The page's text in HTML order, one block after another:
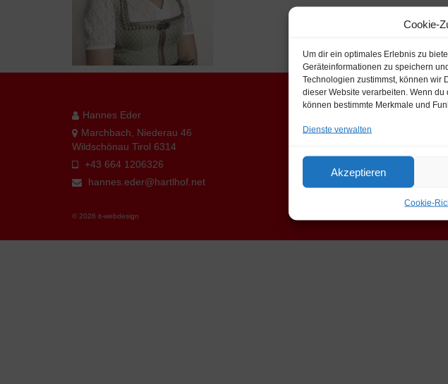
Cookie-
Um dir ein optimales Erlebnis zu
Geräteinformationen zu speichern
Technologien zustimmst, können wir
dieser Website verarbeiten. Wenn
können bestimmte Merkmale und
Dienste verwalten
Akzeptieren
Cookie-
Hannes Eder
Marchbach, Niederau 46
Wildschönau Tirol 6314
+43 664 1206326
hannes.eder@hartlhof.net
© 2026 it-webdesign